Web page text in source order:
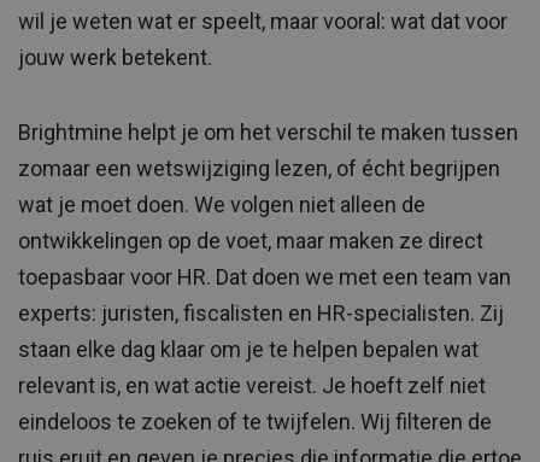
wil je weten wat er speelt, maar vooral: wat dat voor
jouw werk betekent.
Brightmine helpt je om het verschil te maken tussen
zomaar een wetswijziging lezen, of écht begrijpen
wat je moet doen. We volgen niet alleen de
ontwikkelingen op de voet, maar maken ze direct
toepasbaar voor HR. Dat doen we met een team van
experts: juristen, fiscalisten en HR-specialisten. Zij
staan elke dag klaar om je te helpen bepalen wat
relevant is, en wat actie vereist. Je hoeft zelf niet
eindeloos te zoeken of te twijfelen. Wij filteren de